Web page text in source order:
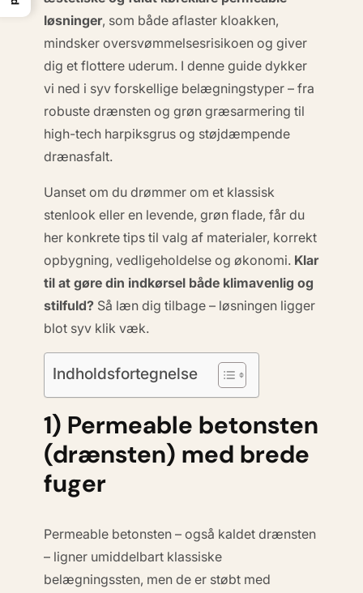
løsninger, som både aflaster kloakken,
mindsker oversvømmelsesrisikoen og giver
dig et flottere uderum. I denne guide dykker
vi ned i syv forskellige belægningstyper – fra
robuste drænsten og grøn græsarmering til
high-tech harpiksgrus og støjdæmpende
drænasfalt.
Uanset om du drømmer om et klassisk
stenlook eller en levende, grøn flade, får du
her konkrete tips til valg af materialer, korrekt
opbygning, vedligeholdelse og økonomi. Klar
til at gøre din indkørsel både klimavenlig og
stilfuld? Så læn dig tilbage – løsningen ligger
blot syv klik væk.
Indholdsfortegnelse
1) Permeable betonsten
(drænsten) med brede
fuger
Permeable betonsten – også kaldet drænsten
– ligner umiddelbart klassiske
belægningssten, men de er støbt med